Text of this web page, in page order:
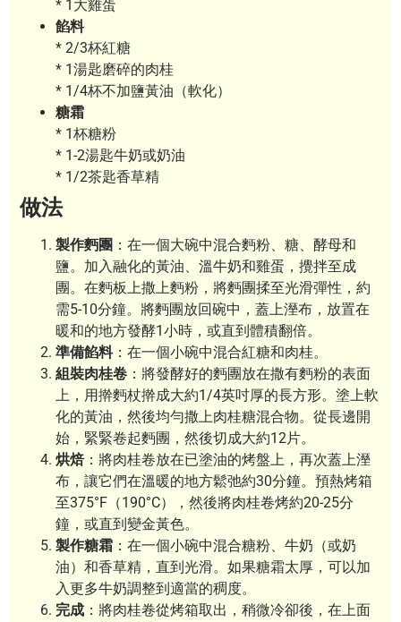
* 1大雞蛋
餡料
* 2/3杯紅糖
* 1湯匙磨碎的肉桂
* 1/4杯不加鹽黃油（軟化）
糖霜
* 1杯糖粉
* 1-2湯匙牛奶或奶油
* 1/2茶匙香草精
做法
製作麪團 ：在一個大碗中混合麪粉、糖、酵母和
鹽。加入融化的黃油、溫牛奶和雞蛋，攪拌至成
團。在麪板上撒上麪粉，將麪團揉至光滑彈性，約
需5-10分鐘。將麪團放回碗中，蓋上溼布，放置在
暖和的地方發酵1小時，或直到體積翻倍。
準備餡料：在一個小碗中混合紅糖和肉桂。
組裝肉桂卷 ：將發酵好的麪團放在撒有麪粉的表面
上，用擀麪杖擀成大約1/4英吋厚的長方形。塗上軟
化的黃油，然後均勻撒上肉桂糖混合物。從長邊開
始，緊緊卷起麪團，然後切成大約12片。
烘焙：將肉桂卷放在已塗油的烤盤上，再次蓋上溼
布，讓它們在溫暖的地方鬆弛約30分鐘。預熱烤箱
至375°F（190°C），然後將肉桂卷烤約20-25分
鐘，或直到變金黃色。
製作糖霜 ：在一個小碗中混合糖粉、牛奶（或奶
油）和香草精，直到光滑。如果糖霜太厚，可以加
入更多牛奶調整到適當的稠度。
完成 ：將肉桂卷從烤箱取出，稍微冷卻後，在上面